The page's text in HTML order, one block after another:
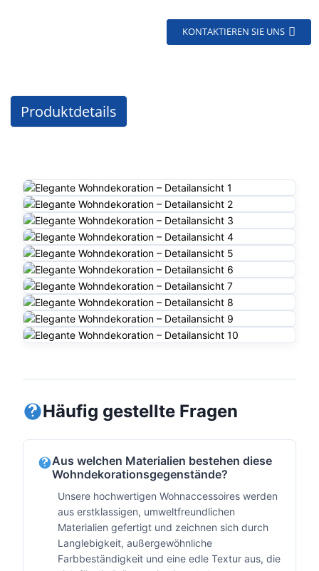
KONTAKTIEREN SIE UNS
Produktdetails
Häufig gestellte Fragen
Aus welchen Materialien bestehen diese
Wohndekorationsgegenstände?
Unsere hochwertigen Wohnaccessoires werden
aus erstklassigen, umweltfreundlichen
Materialien gefertigt und zeichnen sich durch
Langlebigkeit, außergewöhnliche
Farbbeständigkeit und eine edle Textur aus, die